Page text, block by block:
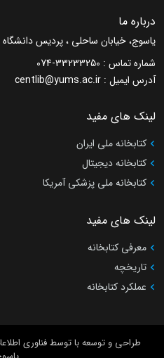
درباره ما
یاسوج، خیابان ساحلی ، پردیس
شماره تماس : 074-33233250
آدرس ایمیل :
لینک های مفید
کتابخانه ملی ایران
کتابخانه دیجیتال
کتابخانه ملی پزشکی آمریکا
لینک های مفید
معرفی کتابخانه
تاریخچه
عملکرد کتابخانه
طراحی و توسعه باتوسط فناوری